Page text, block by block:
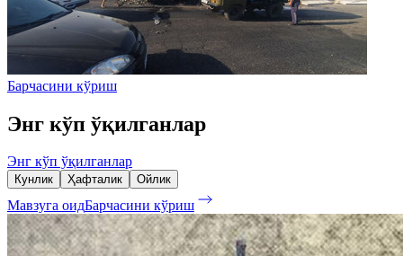
Барчасини кўриш
Энг кўп ўқилганлар
Энг кўп ўқилганлар
Кунлик Ҳафталик Ойлик
Мавзуга оидБарчасини кўриш